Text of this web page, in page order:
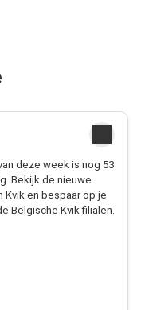
deze week is nog 53
Bekijk de nieuwe
Kvik en bespaar op je
Belgische Kvik filialen.